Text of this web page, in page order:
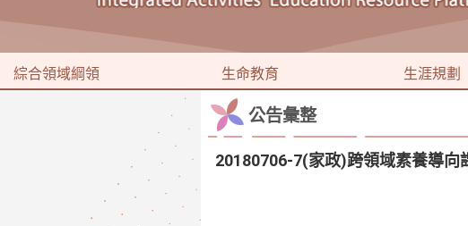
綜合領域綱領 生命教育 生涯規劃
公告彙整
20180706-7(家政)跨領域素養導